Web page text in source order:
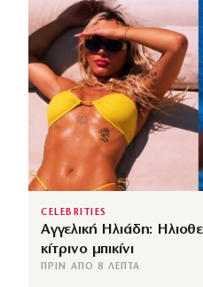
CELEBRITIES
Αγγελική Ηλιάδη:
κίτρινο μπικίνι
ΠΡΙΝ ΑΠΌ 8 ΛΕΠΤΆ